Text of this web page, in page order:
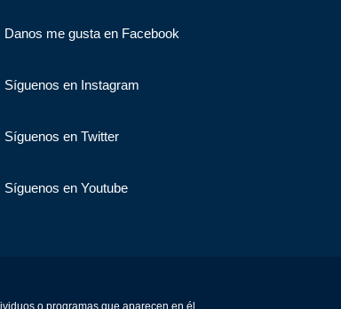
Danos me gusta en Facebook
Síguenos en Instagram
Síguenos en Twitter
Síguenos en Youtube
o programas que aparecen en él.